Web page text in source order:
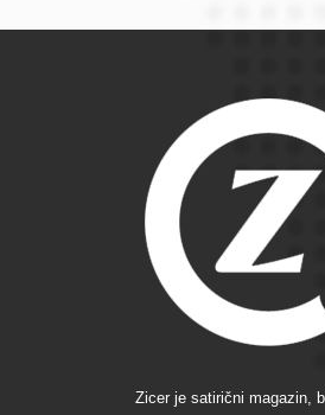
Zicer je satirični magazin,